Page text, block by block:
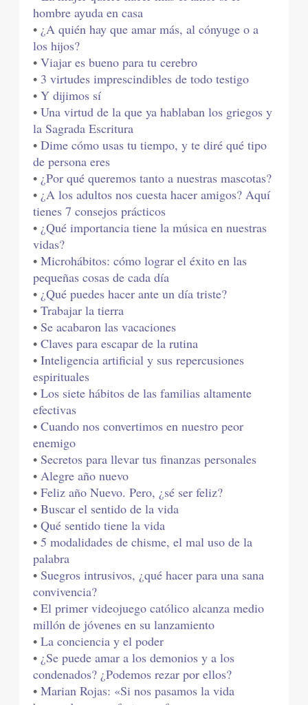
hombre ayuda en casa
• ¿A quién hay que amar más, al cónyuge o a
los hijos?
• Viajar es bueno para tu cerebro
• 3 virtudes imprescindibles de todo testigo
•Y dijimos sí
•Una virtud de la que ya hablaban los griegos y
la Sagrada Escritura
•Dime cómo usas tu tiempo, y te diré qué tipo
de persona eres
• ¿Por qué queremos tanto a nuestras mascotas?
• ¿A los adultos nos cuesta hacer amigos? Aquí
tienes 7 consejos prácticos
• ¿Qué importancia tiene la música en nuestras
vidas?
•Microhábitos: cómo lograr el éxito en las
pequeñas cosas de cada día
• ¿Qué puedes hacer ante un día triste?
•Trabajar la tierra
• Se acabaron las vacaciones
•Claves para escapar de la rutina
•Inteligencia artificial y sus repercusiones
espirituales
•Los siete hábitos de las familias altamente
efectivas
•Cuando nos convertimos en nuestro peor
enemigo
• Secretos para llevar tus finanzas personales
•Alegre año nuevo
•Feliz año Nuevo. Pero, ¿sé ser feliz?
•Buscar el sentido de la vida
•Qué sentido tiene la vida
•5 modalidades de chisme, el mal uso de la
palabra
• Suegros intrusivos, ¿qué hacer para una sana
convivencia?
•El primer videojuego católico alcanza medio
millón de jóvenes en su lanzamiento
•La conciencia y el poder
• ¿Se puede amar a los demonios y a los
condenados? ¿Podemos rezar por ellos?
•Marian Rojas: «Si nos pasamos la vida